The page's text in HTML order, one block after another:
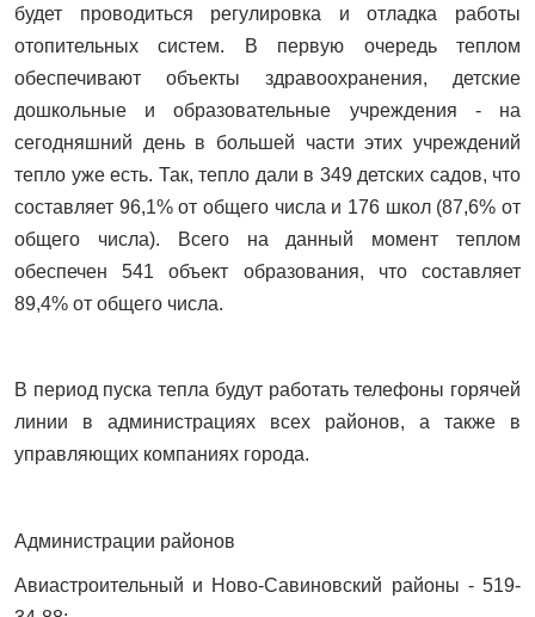
будет проводиться регулировка и отладка работы
отопительных систем. В первую очередь теплом
обеспечивают объекты здравоохранения, детские
дошкольные и образовательные учреждения - на
сегодняшний день в большей части этих учреждений
тепло уже есть. Так, тепло дали в 349 детских садов, что
составляет 96,1% от общего числа и 176 школ (87,6% от
общего числа). Всего на данный момент теплом
обеспечен 541 объект образования, что составляет
89,4% от общего числа.
В период пуска тепла будут работать телефоны горячей
линии в администрациях всех районов, а также в
управляющих компаниях города.
Администрации районов
Авиастроительный и Ново-Савиновский районы - 519-